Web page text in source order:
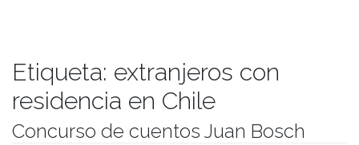
Etiqueta: extranjeros con
residencia en Chile
Concurso de cuentos Juan Bosch